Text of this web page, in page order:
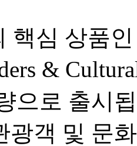
핵심 상품
&
으로 출시
광객 및 문